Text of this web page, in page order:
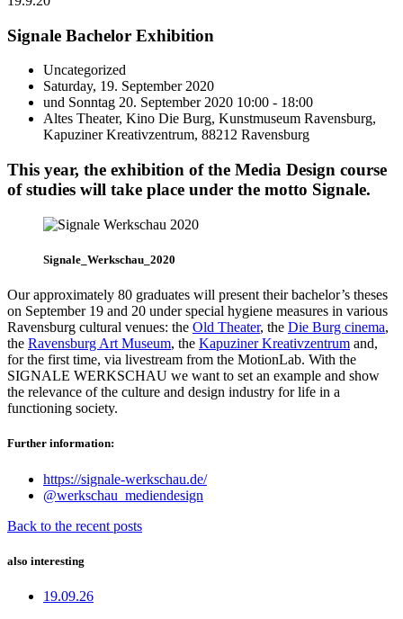
Signale Bachelor Exhibition
Uncategorized
Saturday, 19. September 2020
und Sonntag 20. September 2020 10:00 - 18:00
Altes Theater, Kino Die Burg, Kunstmuseum Ravensburg,
Kapuziner Kreativzentrum, 88212 Ravensburg
This year, the exhibition of the Media Design course
of studies will take place under the motto Signale.
Signale_Werkschau_2020
Our approximately 80 graduates will present their bachelor’s theses
on September 19 and 20 under special hygiene measures in various
Ravensburg cultural venues: the Old Theater, the Die Burg cinema,
the Ravensburg Art Museum, the Kapuziner Kreativzentrum and,
for the first time, via livestream from the MotionLab. With the
SIGNALE WERKSCHAU we want to set an example and show
the relevance of the culture and design industry for life in a
functioning society.
Further information:
https://signale-werkschau.de/
@werkschau_mediendesign
Back to the recent posts
also interesting
19.09.26